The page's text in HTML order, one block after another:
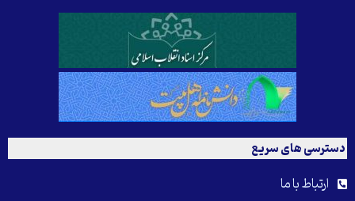
دسترسی های سریع
ارتباط با ما